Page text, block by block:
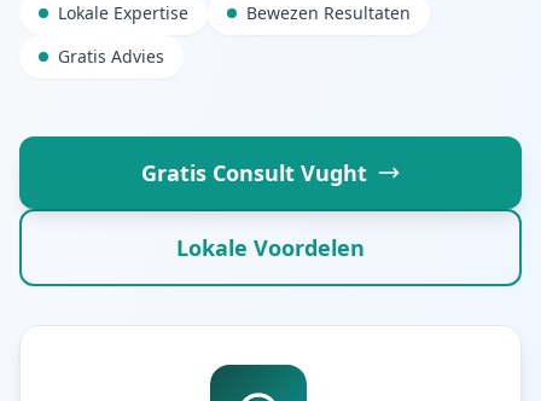
Lokale Expertise
Bewezen Resultaten
Gratis Advies
Gratis Consult Vught
Lokale Voordelen